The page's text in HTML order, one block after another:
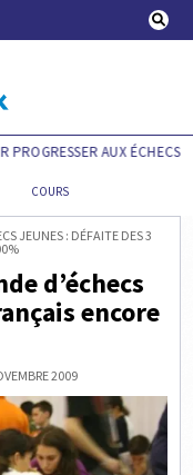
AUX ÉCHECS !
COURS
JEUNES : DÉFAITE DES 3
d’échecs
encore
2009